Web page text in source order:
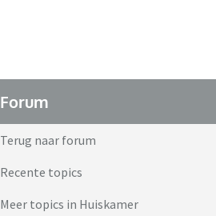
Forum
Terug naar forum
Recente topics
Meer topics in Huiskamer